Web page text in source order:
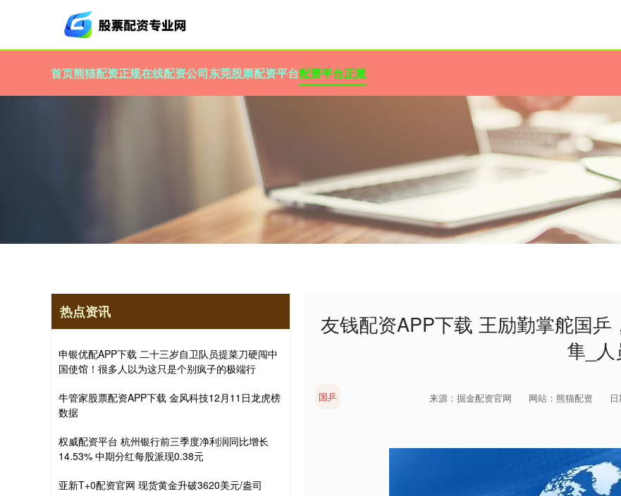
首页熊猫配资正规在线配资公司东莞股票配资平台配资平台正规
友钱配资APP下载 王励勤掌舵国
隼_人
国乒 来源：掘金配资官网 网站：熊猫配资
热点资讯
申银优配APP下载 二十三岁自卫队员提菜刀硬闯中
国使馆！很多人以为这只是个别疯子的极端行
牛管家股票配资APP下载 金风科技12月11日龙虎榜
数据
权威配资平台 杭州银行前三季度净利润同比增长
14.53% 中期分红每股派现0.38元
亚新T+0配资官网 现货黄金升破3620美元/盎司